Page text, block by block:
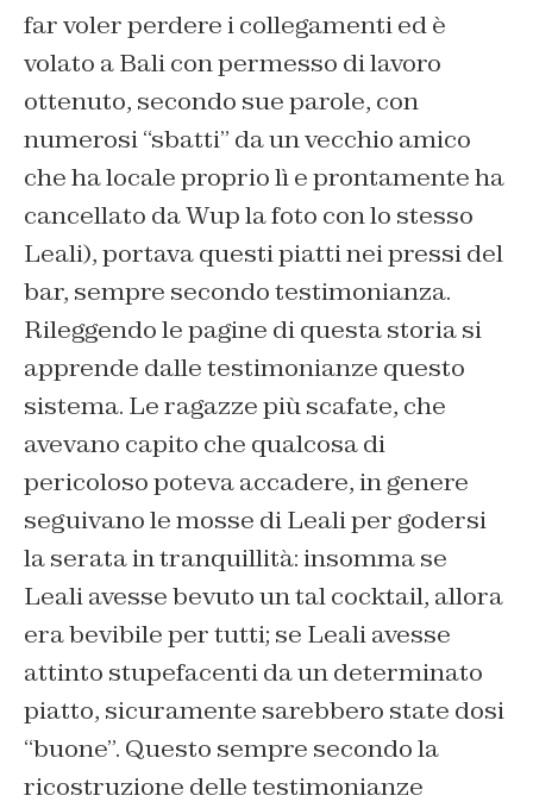
far voler perdere i collegamenti ed è
volato a Bali con permesso di lavoro
ottenuto, secondo sue parole, con
numerosi “sbatti” da un vecchio amico
che ha locale proprio lì e prontamente ha
cancellato daWupla foto con lo stesso
Leali), portava questi piatti nei pressi del
bar, sempre secondo testimonianza.
Rileggendo le pagine di questa storia si
apprende dalle testimonianze questo
sistema. Le ragazze più scafate, che
avevano capito che qualcosa di
pericoloso poteva accadere, in genere
seguivano le mosse di Lealiper godersi
la serata in tranquillità:insommase
Lealiavesse bevuto un tal cocktail, allora
erabevibilepertutti; se Lealiavesse
attinto stupefacenti da un determinato
piatto, sicuramente sarebbero state dosi
“buone”. Questo sempre secondo la
ricostruzione delle testimonianze